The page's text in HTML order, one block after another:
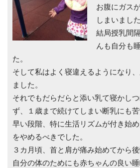
お腹にガス
しまいました
結局授乳間
んも自分も
た。
そして私はよく寝違えるようになり
ました。
それでもだらだらと添い乳て寝かし
ず、１歳まで続けてしまい断乳にも苦
早い段階、特に生活リズムが付き始
をやめるべきでした。
３カ月頃、首と肩が痛み始めてから後
自分の体のためにも赤ちゃんの良い